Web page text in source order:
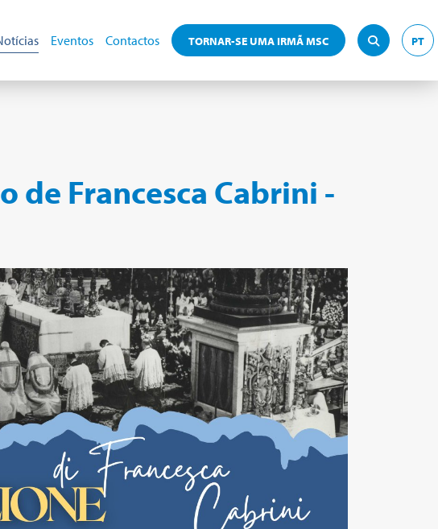
Eventos Contactos TORNAR-SE UMA IRMÃ MSC PT
de Francesca Cabrini -